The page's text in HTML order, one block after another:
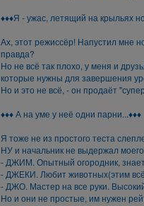
♦♦♦Я - ужас, летящий на крыльях
Ах, этот режиссёр! Напустил мне
правда?
Но не всё так плохо, у меня и
которые нужны для завершения
Но и это не всё, - он продаёт
♦♦♦ А на уме у неё одни парни...♦♦♦
Я тоже не из простого теста
НУ и начальник не выдержал
- ДЖИМ. Опытный огородник,
- ДЖЕКИ. Любит животных(этим
- ДЖО. Мастер на все руки.
Но и они не простые, им нужен